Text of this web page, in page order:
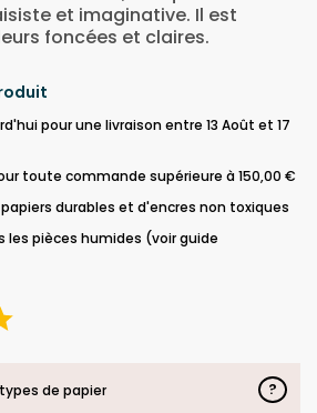
et imaginative. Il est
foncées et claires.
pour une livraison entre 13 Août et 17
toute commande supérieure à 150,00 €
durables et d'encres non toxiques
les pièces humides (voir guide
de papier ?